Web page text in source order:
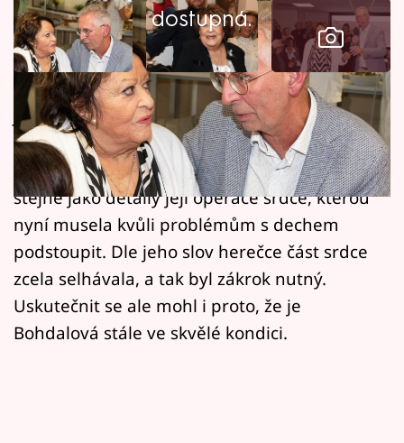
Seriály
Horoskopy
Sledujte prima+
Filmový festival Karlovy Vary
Pořady
Mámy sobě
Přihlášení
dostupná.
Jiřina Bohdalová (94) už je prý zase jako
rybička. Její dvorní lékař, kapacita české
kardiologie profesor Petr Neužil, to potvrdil
stejně jako detaily její operace srdce, kterou
nyní musela kvůli problémům s dechem
podstoupit. Dle jeho slov herečce část srdce
zcela selhávala, a tak byl zákrok nutný.
Uskutečnit se ale mohl i proto, že je
Bohdalová stále ve skvělé kondici.